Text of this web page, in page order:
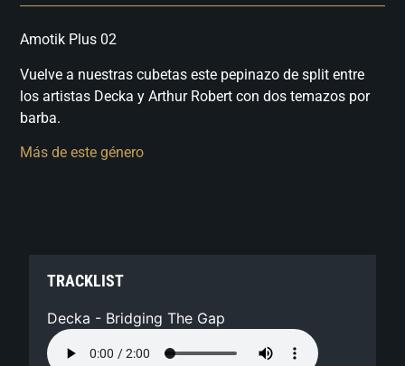
Amotik Plus 02
Vuelve a nuestras cubetas este pepinazo de split entre
los artistas Decka y Arthur Robert con dos temazos por
barba.
Más de este género
TRACKLIST
Decka - Bridging The Gap